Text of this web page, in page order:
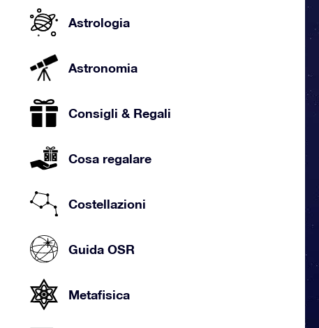
Astrologia
Astronomia
Consigli & Regali
Cosa regalare
Costellazioni
Guida OSR
Metafisica